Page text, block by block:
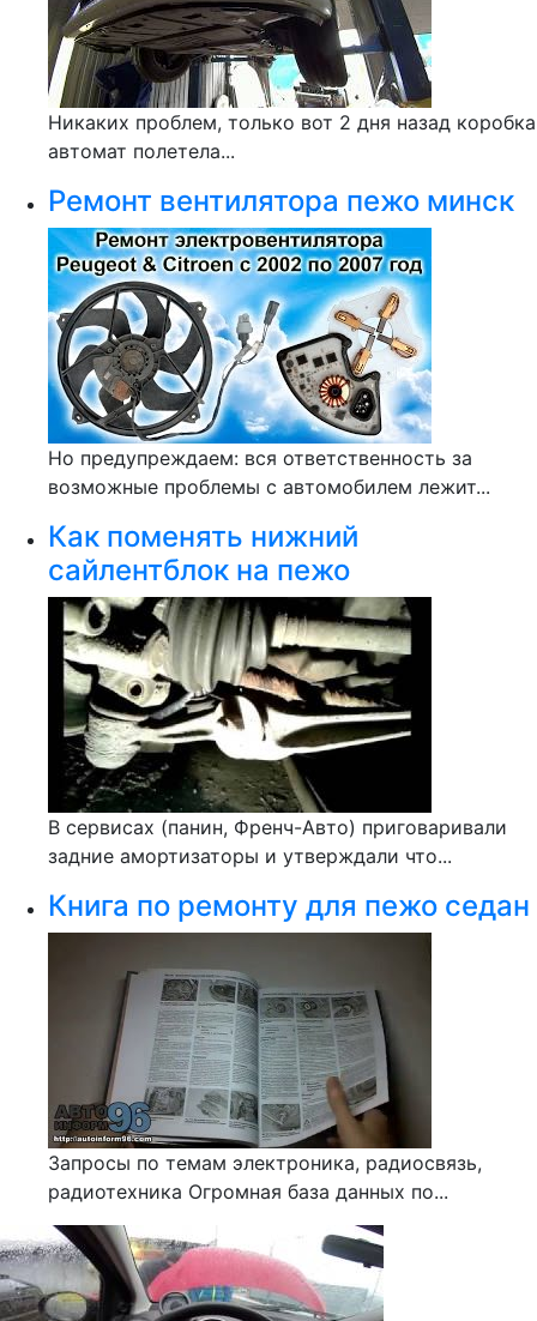
Никаких проблем, только вот 2 дня назад коробка
автомат полетела...
Ремонт вентилятора пежо минск
Но предупреждаем: вся ответственность за
возможные проблемы с автомобилем лежит...
Как поменять нижний
сайлентблок на пежо
В сервисах (панин, Френч-Авто) приговаривали
задние амортизаторы и утверждали что...
Книга по ремонту для пежо седан
Запросы по темам электроника, радиосвязь,
радиотехника Огромная база данных по...